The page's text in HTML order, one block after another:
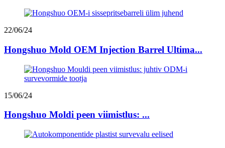
22/06/24
Hongshuo Mold OEM Injection Barrel Ultima...
15/06/24
Hongshuo Moldi peen viimistlus: ...